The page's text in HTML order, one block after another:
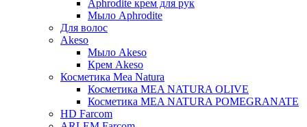
Aphrodite крем для рук
Мыло Aphrodite
Для волос
Akeso
Мыло Akeso
Крем Akeso
Косметика Mea Natura
Косметика MEA NATURA OLIVE
Косметика MEA NATURA POMEGRANATE
HD Farcom